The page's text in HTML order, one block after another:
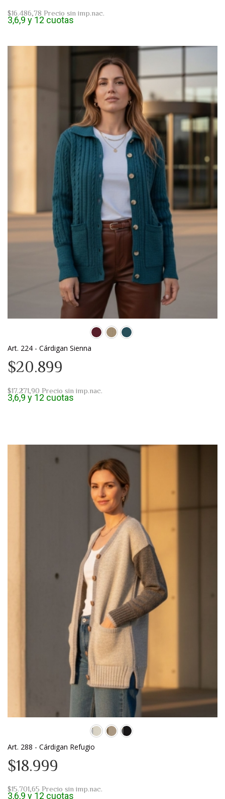
$16.486,78 Precio sin imp.nac.
3,6,9 y 12 cuotas
Art. 224 - Cárdigan Sienna
$20.899
$17.271,90 Precio sin imp.nac.
3,6,9 y 12 cuotas
Art. 288 - Cárdigan Refugio
$18.999
$15.701,65 Precio sin imp.nac.
3,6,9 y 12 cuotas